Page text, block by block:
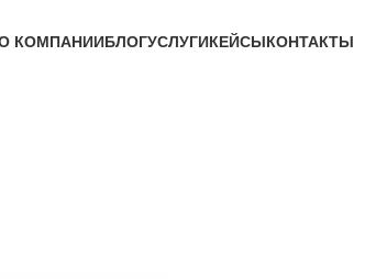
КОМПАНИИБЛОГУСЛУГИКЕЙСЫКОНТАКТЫ